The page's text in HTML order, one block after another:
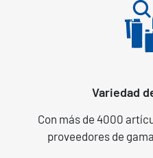
Variedad
Con más de 4000
proveedores de